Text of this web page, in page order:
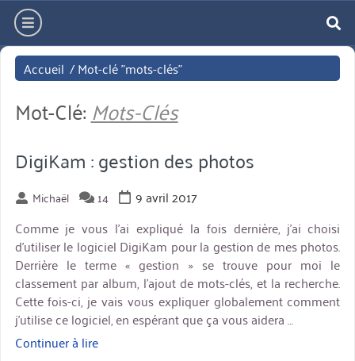
Aller
directement
au
contenu
hamburger
Accueil /Mot-clé "mots-clés"
Mot-Clé: Mots-Clés
DigiKam : gestion des photos
Michaël 14
9 avril 2017
Comme je vous l’ai expliqué la fois dernière, j’ai choisi
d’utiliser le logiciel DigiKam pour la gestion de mes photos.
Derrière le terme « gestion » se trouve pour moi le
classement par album, l’ajout de mots-clés, et la recherche.
Cette fois-ci, je vais vous expliquer globalement comment
j’utilise ce logiciel, en espérant que ça vous aidera …
Continuer à lire« DigiKam